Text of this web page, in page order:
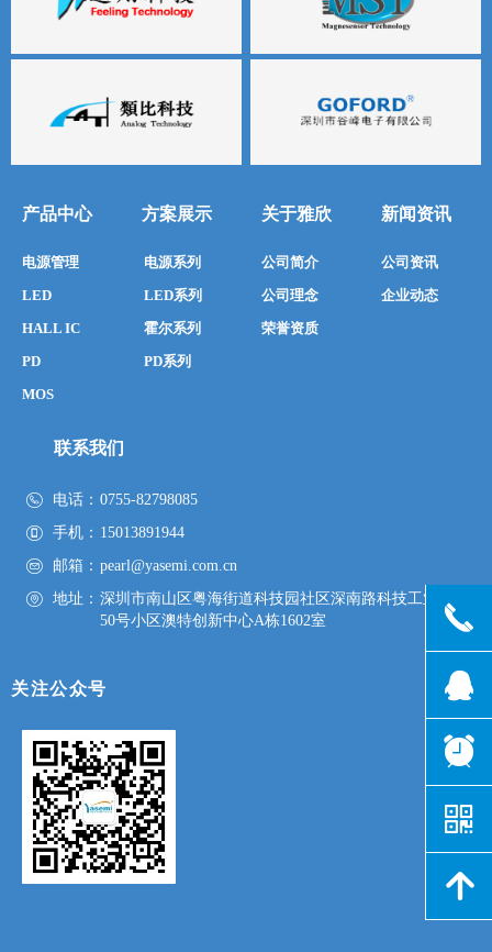
关注公众号
产品中心
电源管理
LED
HALL IC
PD
MOS
方案展示
电源系列
LED系列
霍尔系列
PD系列
关于雅欣
公司简介
公司理念
荣誉资质
新闻资讯
公司资讯
企业动态
联系我们
电话： 0755-82798085
手机： 15013891944
邮箱： pearl@yasemi.com.cn
地址： 深圳市南山区粤海街道科技园社区深南路科技工业园
50号小区澳特创新中心A栋1602室
끅
뀩
뀥
낃
녕